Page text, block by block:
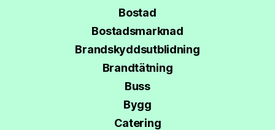
Bostad
Bostadsmarknad
Brandskyddsutblidning
Brandtätning
Buss
Bygg
Catering